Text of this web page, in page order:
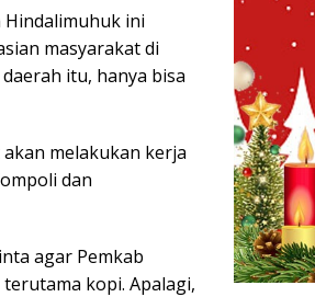
ini
masyarakat di
itu, hanya bisa
melakukan kerja
dan
agar Pemkab
kopi. Apalagi,